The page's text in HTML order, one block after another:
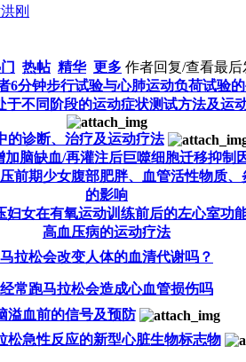
刚
热帖 精华 更多 作者回复/查看最后
6分钟步行试验与心肺运动负荷试验
于不同阶段的运动症状测试方法及运
的诊断、治疗及运动疗法
加脑缺血/再灌注后巨噬细胞迁移抑制
前期少女腹部肥胖、血管活性物质
的影响
妇女在有氧运动训练前后的左心室功
高血压病的运动疗法
马拉松会改变人体的血清代谢吗？
经常跑马拉松会造成心血管损伤吗
溢血前的信号及预防
松急性反应的新型心脏生物标志物